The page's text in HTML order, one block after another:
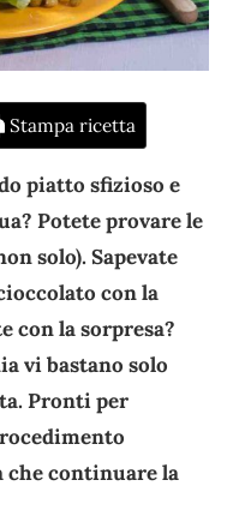
Stampa ricetta
piatto sfizioso e
Potete provare le
solo). Sapevate
con la
con la sorpresa?
vi bastano solo
Pronti per
che continuare la